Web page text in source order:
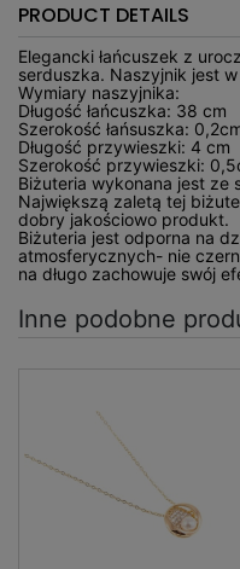
PRODUCT DETAILS
Elegancki łańcuszek z
serduszka. Naszyjnik jest
Wymiary naszyjnika:
Długość łańcuszka: 38 cm
Szerokość łańsuszka:
Długość przywieszki: 4 cm
Szerokość przywieszki:
Biżuteria wykonana jest ze
Największą zaletą tej
dobry jakościowo produkt.
Biżuteria jest odporna na
atmosferycznych- nie
na długo zachowuje swój
Inne podobne